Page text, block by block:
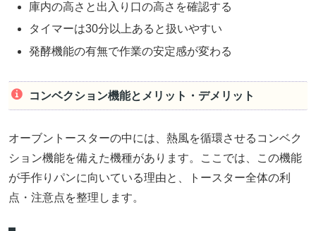
庫内の高さと出入り口の高さを確認する
タイマーは30分以上あると扱いやすい
発酵機能の有無で作業の安定感が変わる
コンベクション機能とメリット・デメリット
オーブントースターの中には、熱風を循環させるコンベク
ション機能を備えた機種があります。ここでは、この機能
が手作りパンに向いている理由と、トースター全体の利
点・注意点を整理します。